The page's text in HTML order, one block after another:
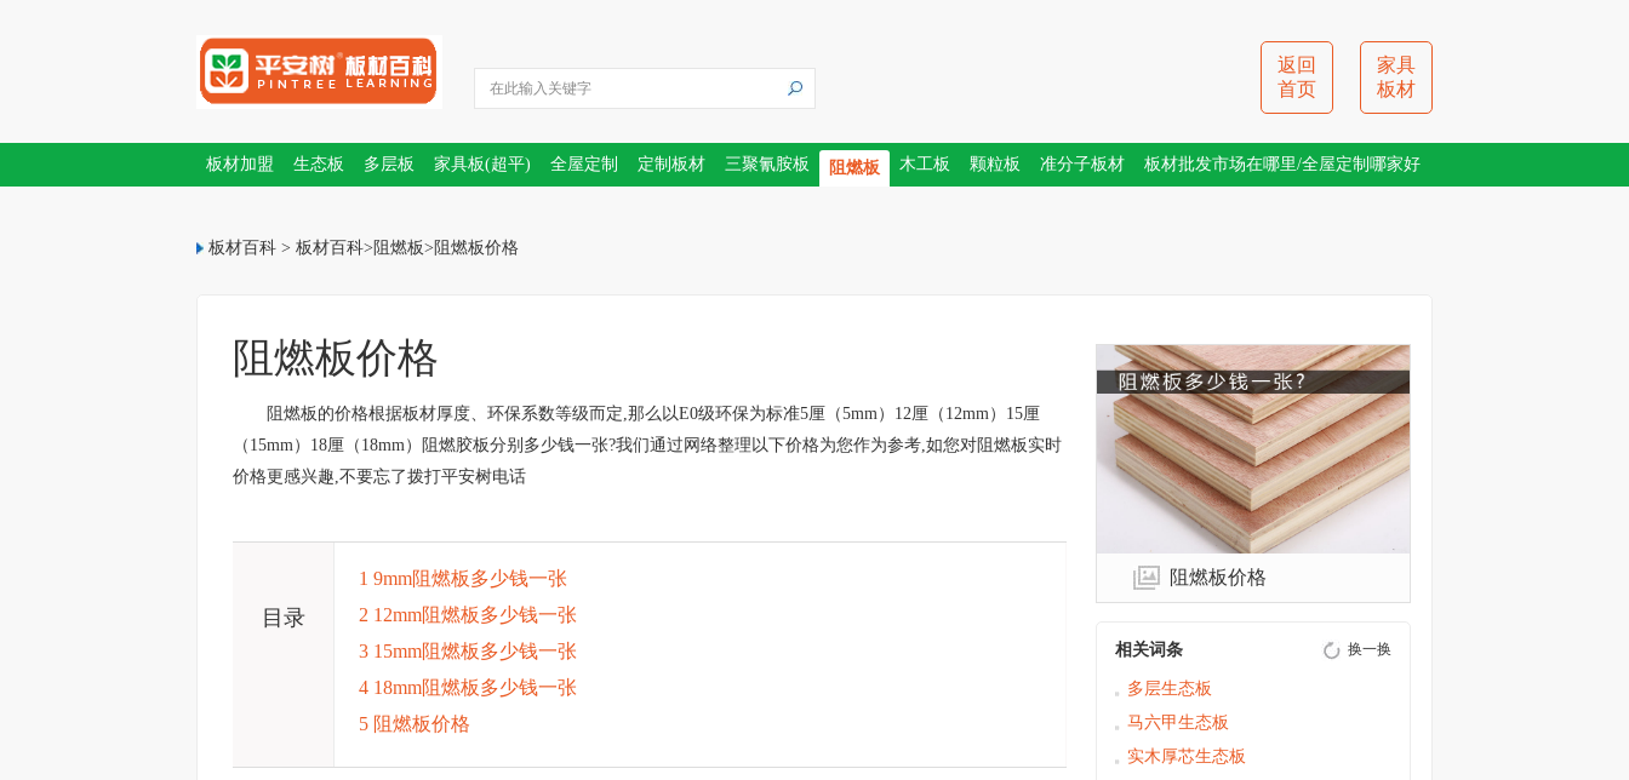
家具
板材
返回
首页
板材加盟 生态板 多层板 家具板(超平) 全屋定制 定制板材 三聚氰胺板 阻燃板 木工板 颗粒板 准分子板材 板材批发市场在哪里/全屋定制哪家好
板材百科 > 板材百科> 阻燃板> 阻燃板价格
阻燃板价格
阻燃板的价格根据板材厚度、环保系数等级而定,那么以E0级环保为标准5厘（5mm）12厘（12mm）15厘
（15mm）18厘（18mm）阻燃胶板分别多少钱一张?我们通过网络整理以下价格为您作为参考,如您对阻燃板实时
价格更感兴趣,不要忘了拨打平安树电话
目录
1 9mm阻燃板多少钱一张
2 12mm阻燃板多少钱一张
3 15mm阻燃板多少钱一张
4 18mm阻燃板多少钱一张
5 阻燃板价格
阻燃板价格
换一换
相关词条
多层生态板
马六甲生态板
实木厚芯生态板